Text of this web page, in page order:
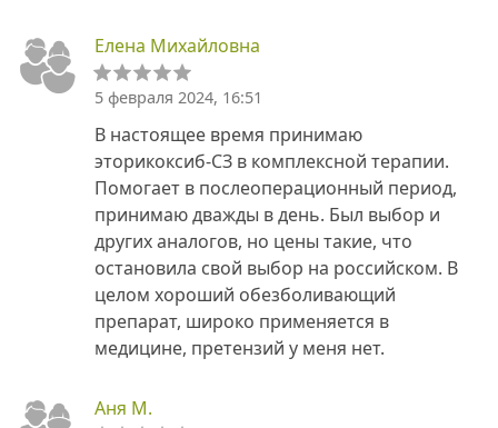
Елена Михайловна
5 февраля 2024, 16:51
В настоящее время принимаю
эторикоксиб-СЗ в комплексной терапии.
Помогает в послеоперационный период,
принимаю дважды в день. Был выбор и
других аналогов, но цены такие, что
остановила свой выбор на российском. В
целом хороший обезболивающий
препарат, широко применяется в
медицине, претензий у меня нет.
Аня М.